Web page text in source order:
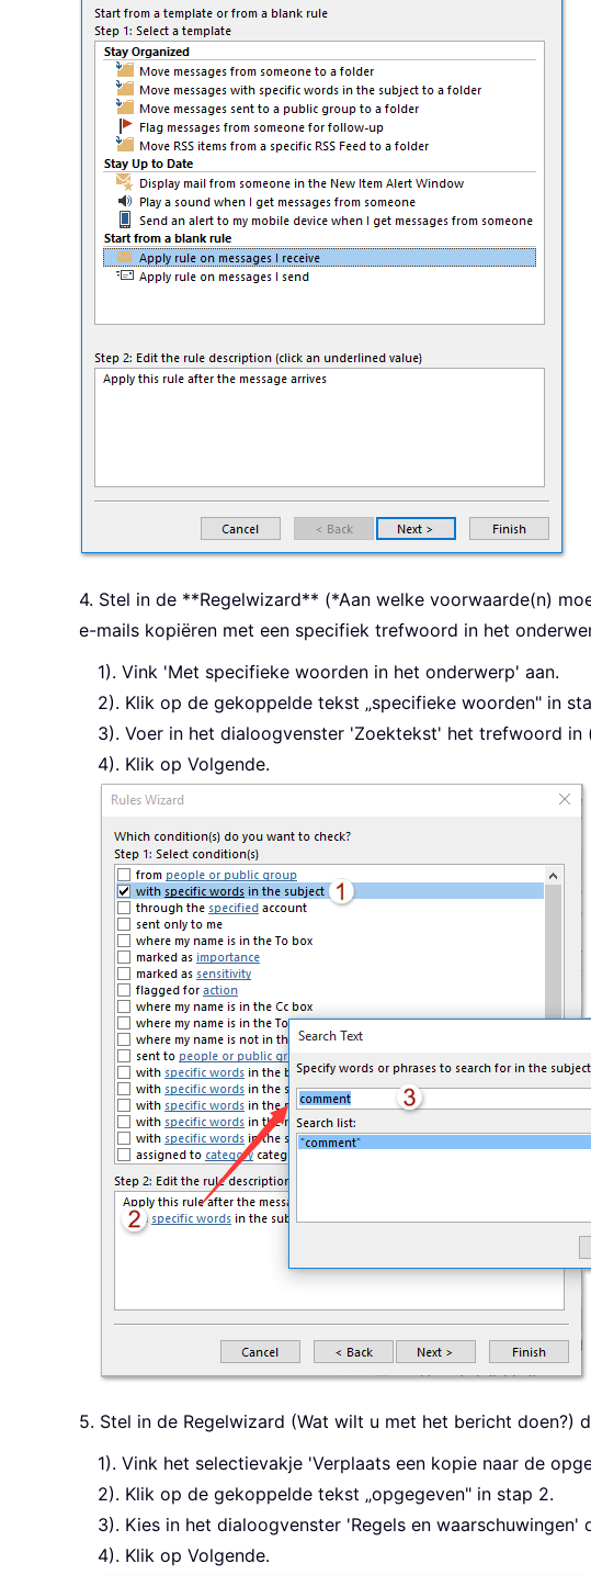
4. Stel in de **Regelwizard** (*Aan welke voorwaarde(n)
e-mails kopiëren met een specifiek trefwoord in het
1). Vink 'Met specifieke woorden in het onderwerp' aan.
2). Klik op de gekoppelde tekst „specifieke woorden" in
3). Voer in het dialoogvenster 'Zoektekst' het trefwoord
4). Klik op Volgende.
5. Stel in de Regelwizard (Wat wilt u met het bericht doen?)
1). Vink het selectievakje 'Verplaats een kopie naar de
2). Klik op de gekoppelde tekst „opgegeven" in stap 2.
3). Kies in het dialoogvenster 'Regels en
4). Klik op Volgende.